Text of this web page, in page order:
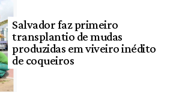
Salvador faz primeiro
transplantio de mudas
produzidas em viveiro inédito
de coqueiros